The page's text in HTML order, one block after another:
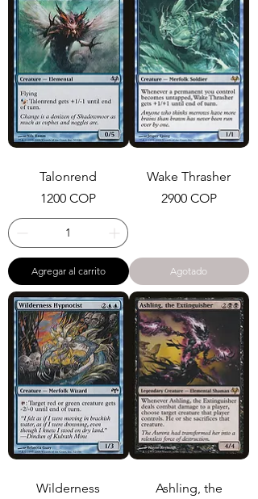
Talonrend
Precio
1200 COP
Agregar al carrito
Wake Thrasher
Precio
2900 COP
Agotado
Wilderness Ashling, the